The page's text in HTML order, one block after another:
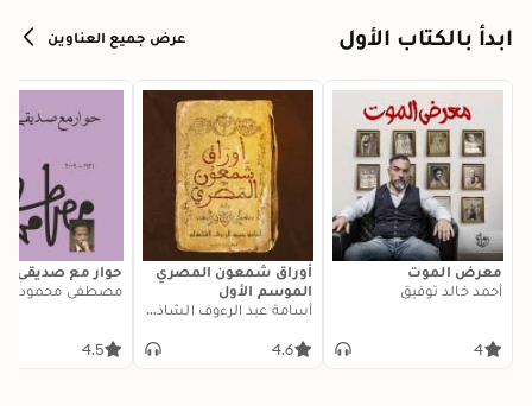
ابدأ بالكتاب الأول عرض جميع العناوين
معرض الموت
أحمد خالد توفيق
4
أوراق شمعون المصري
الموسم الأول
أسامة عبد الرءوف الشاذلي
4.6
حوار مع صديقي
مصطفى محمود
4.5